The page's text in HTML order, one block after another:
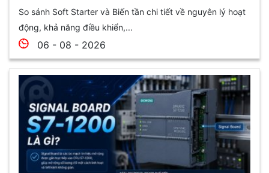
So sánh Soft Starter và Biến tần chi tiết về nguyên lý hoạt
động, khả năng điều khiển,...
06 - 08 - 2026